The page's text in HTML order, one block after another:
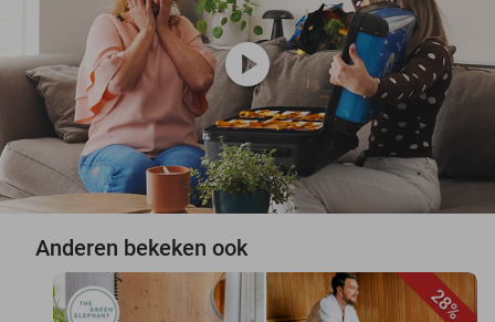
play_circle
Anderen bekeken ook
28%